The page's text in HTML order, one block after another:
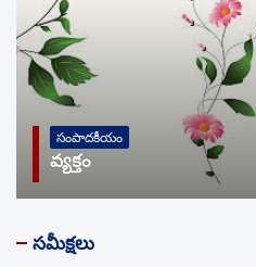
UNCATEGORIZED
సమీక్షలు